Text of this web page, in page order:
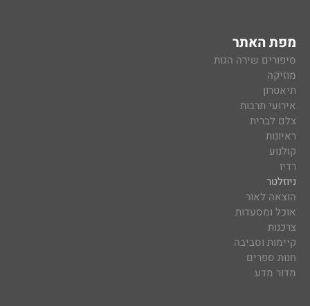
מפת האתר
סיפורים שירה הגות
מוזיקה
תיאטרון
אירועי תרבות
צלם לברית
ראיונות
קולנוע
רדיו
ניוזלטר
הוצאה לאור
אוכל ומסעדות
צרכנות
קיימות וסביבה
חנות ספרים
מדור מדע